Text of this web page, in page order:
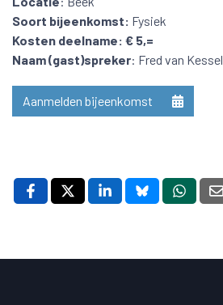
Soort bijeenkomst: Fysiek
Kosten deelname: € 5,=
Naam (gast)spreker: Fred van Kessel
Aanmelden bijeenkomst